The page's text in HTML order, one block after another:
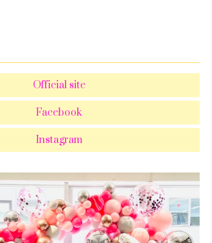
Official site
Facebook
Instagram